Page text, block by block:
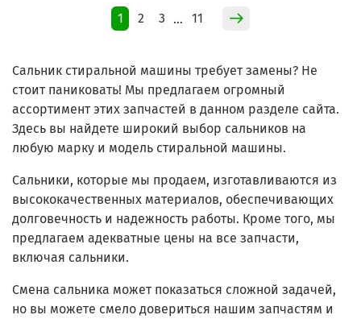
1 2 3 … 11
Сальник стиральной машины требует замены? Не
стоит паниковать! Мы предлагаем огромный
ассортимент этих запчастей в данном разделе сайта.
Здесь вы найдете широкий выбор сальников на
любую марку и модель стиральной машины.
Сальники, которые мы продаем, изготавливаются из
высококачественных материалов, обеспечивающих
долговечность и надежность работы. Кроме того, мы
предлагаем адекватные цены на все запчасти,
включая сальники.
Смена сальника может показаться сложной задачей,
но вы можете смело довериться нашим запчастям и